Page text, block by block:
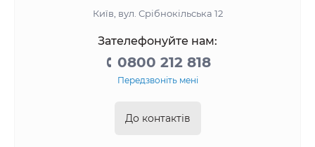
Київ, вул. Срібнокільська 12
Зателефонуйте нам:
0800 212 818
Передзвоніть мені
До контактів